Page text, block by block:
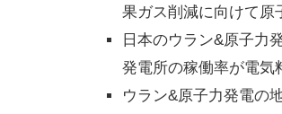
果ガス削減に向けて原
日本のウラン&原子力
発電所の稼働率が電気
ウラン&原子力発電の